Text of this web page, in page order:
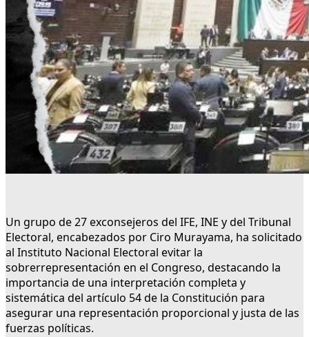
Un grupo de 27 exconsejeros del IFE, INE y del Tribunal
Electoral, encabezados por Ciro Murayama, ha solicitado
al Instituto Nacional Electoral evitar la
sobrerrepresentación en el Congreso, destacando la
importancia de una interpretación completa y
sistemática del artículo 54 de la Constitución para
asegurar una representación proporcional y justa de las
fuerzas políticas.